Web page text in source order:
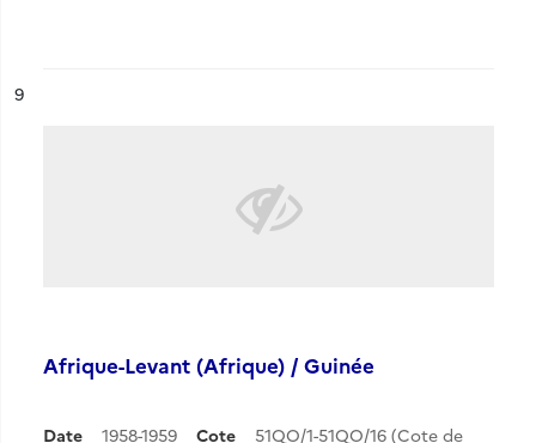
n°
9
Afrique-Levant (Afrique) / Guinée
Date 1958-1959 Cote
51QO/1-51QO/16 (Cote de